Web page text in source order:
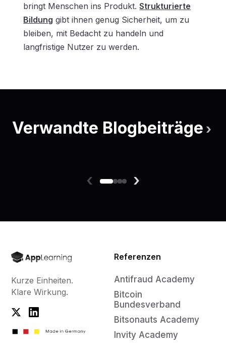
bringt Menschen ins Produkt.Strukturierte
Bildung gibt ihnen genug Sicherheit, um zu
bleiben, mit Bedacht zu handeln und
langfristige Nutzer zu werden.
Verwandte Blogbeiträge ›
‹ ›
Kurze Einheiten.
Klare Wirkung.
Referenzen
Antifraud Academy
Bitcoin
Bundesverband
Bitsonauts Academy
Invity Academy